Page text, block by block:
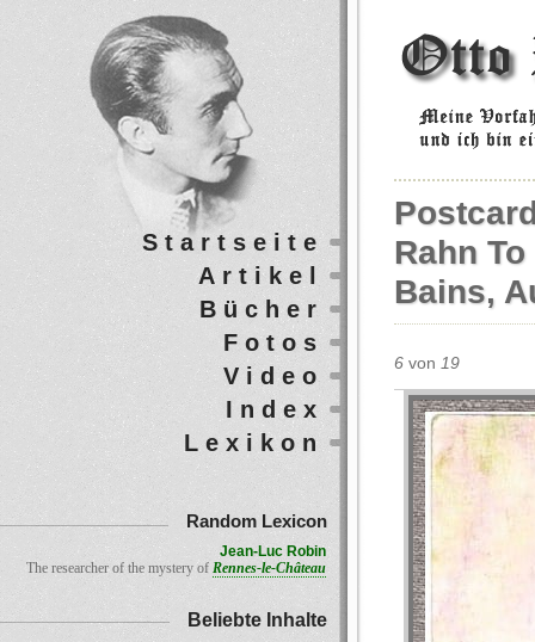
Rahn
Bains,
6 von 19
Startseite
Artikel
Bücher
Fotos
Video
Index
Lexikon
Random Lexicon
Jean-Luc Robin
The researcher of the mystery of Rennes-le-Château
Beliebte Inhalte